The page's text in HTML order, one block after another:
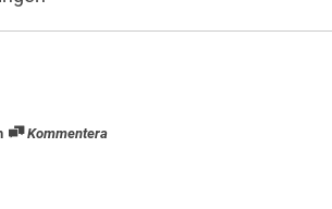
Kommentera